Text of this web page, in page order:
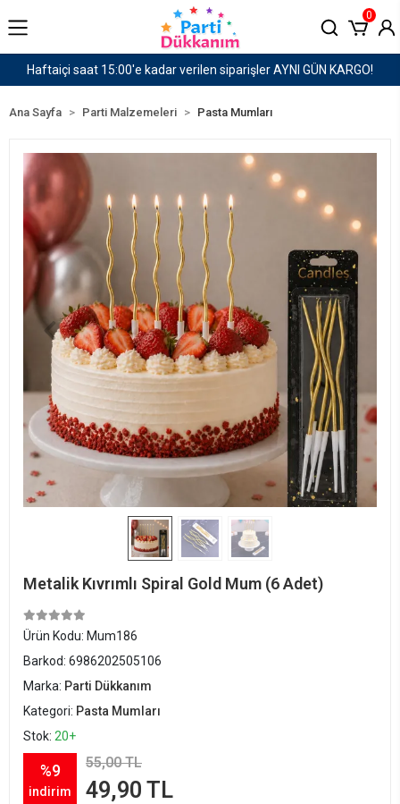
1500 TL ve Üzeri Kargo Ücretsiz!
0
Ana Sayfa Parti Malzemeleri Pasta Mumları
Metalik Kıvrımlı Spiral Gold Mum (6 Adet)
Ürün Kodu: Mum186
Barkod: 6986202505106
Marka: Parti Dükkanım
Kategori: Pasta Mumları
Stok: 20+
%9
indirim
55,00 TL
49,90 TL